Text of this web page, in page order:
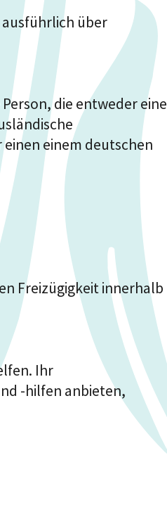
ausführlich über
die entweder eine
einem deutschen
Freizügigkeit innerhalb
Ihr
-hilfen anbieten,